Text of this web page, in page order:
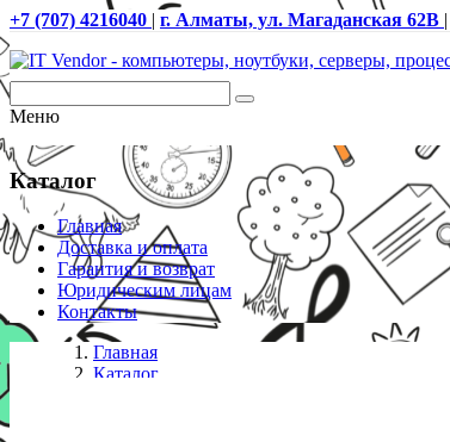
+7 (707) 4216040 | г. Алматы, ул. Магаданская 62В |
Меню
Каталог
Главная
Доставка и оплата
Гарантия и возврат
Юридическим лицам
Контакты
Главная
Каталог